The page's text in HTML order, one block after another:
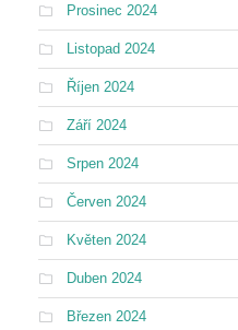
Prosinec 2024
Listopad 2024
Říjen 2024
Září 2024
Srpen 2024
Červen 2024
Květen 2024
Duben 2024
Březen 2024